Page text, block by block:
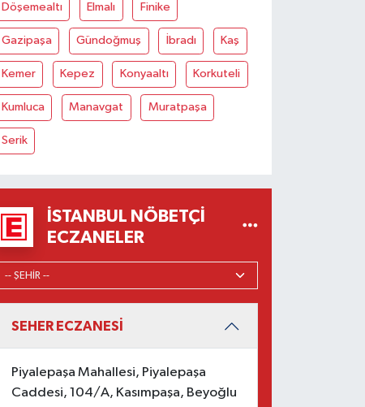
Döşemealtı Elmalı Finike
Gazipaşa Gündoğmuş İbradı Kaş
Kemer Kepez Konyaaltı Korkuteli
Kumluca Manavgat Muratpaşa
Serik
İSTANBUL NÖBETÇI
ECZANELER
SEHER ECZANESİ
Piyalepaşa Mahallesi, Piyalepaşa
Caddesi, 104/A, Kasımpaşa, Beyoğlu